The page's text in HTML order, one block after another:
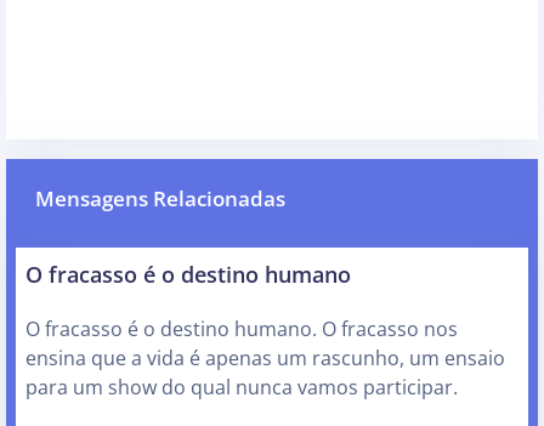
Mensagens Relacionadas
O fracasso é o destino humano
O fracasso é o destino humano. O fracasso nos
ensina que a vida é apenas um rascunho, um ensaio
para um show do qual nunca vamos participar.